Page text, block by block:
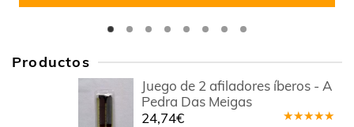
Productos
Juego de 2 afiladores íberos - A
Pedra Das Meigas
24,74€